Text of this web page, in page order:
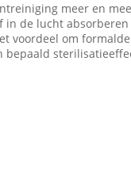
meer en
in de lucht
voordeel om
bepaald